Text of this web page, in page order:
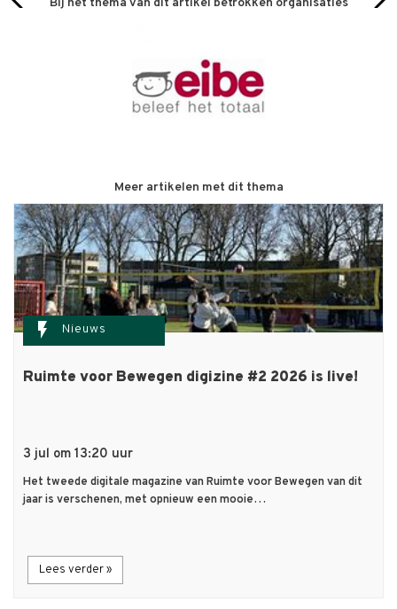
Meer artikelen met dit thema
flash_on Nieuws
Ruimte voor Bewegen digizine #2 2026 is live!
3 jul om 13:20 uur
Het tweede digitale magazine van Ruimte voor Bewegen van dit
jaar is verschenen, met opnieuw een mooie…
Lees verder »